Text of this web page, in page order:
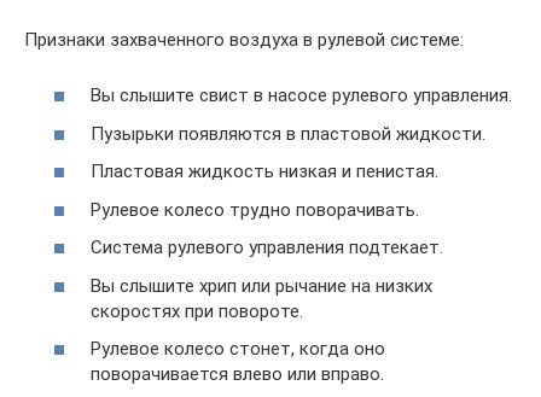
Признаки захваченного воздуха в рулевой системе:
Вы слышите свист в насосе рулевого управления.
Пузырьки появляются в пластовой жидкости.
Пластовая жидкость низкая и пенистая.
Рулевое колесо трудно поворачивать.
Система рулевого управления подтекает.
Вы слышите хрип или рычание на низких
скоростях при повороте.
Рулевое колесо стонет, когда оно
поворачивается влево или вправо.